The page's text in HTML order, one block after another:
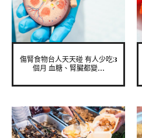
傷腎食物台人天天碰 有人少吃3
個月 血糖、腎臟都變...